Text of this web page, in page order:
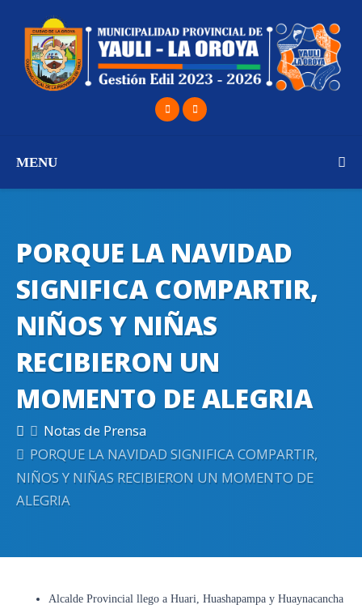
MENU
PORQUE LA NAVIDAD
SIGNIFICA COMPARTIR,
NIÑOS Y NIÑAS
RECIBIERON UN
MOMENTO DE ALEGRIA
Notas de Prensa
PORQUE LA NAVIDAD SIGNIFICA COMPARTIR,
NIÑOS Y NIÑAS RECIBIERON UN MOMENTO DE
ALEGRIA
Alcalde Provincial llego a Huari, Huashapampa y Huaynacancha